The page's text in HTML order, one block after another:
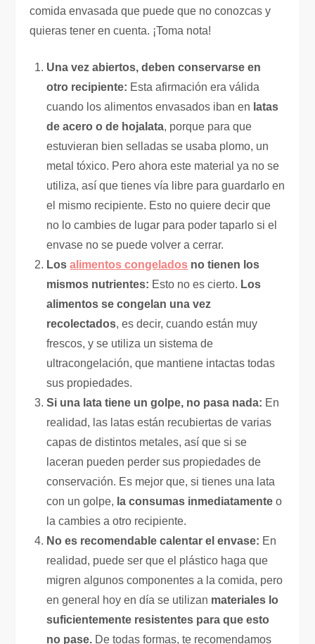
comida envasada que puede que no conozcas y
quieras tener en cuenta. ¡Toma nota!
Una vez abiertos, deben conservarse en
otro recipiente: Esta afirmación era válida
cuando los alimentos envasados iban en latas
de acero o de hojalata, porque para que
estuvieran bien selladas se usaba plomo, un
metal tóxico. Pero ahora este material ya no se
utiliza, así que tienes vía libre para guardarlo en
el mismo recipiente. Esto no quiere decir que
no lo cambies de lugar para poder taparlo si el
envase no se puede volver a cerrar.
Losalimentos congelados no tienen los
mismos nutrientes: Esto no es cierto. Los
alimentos se congelan una vez
recolectados, es decir, cuando están muy
frescos, y se utiliza un sistema de
ultracongelación, que mantiene intactas todas
sus propiedades.
Si una lata tiene un golpe, no pasa nada: En
realidad, las latas están recubiertas de varias
capas de distintos metales, así que si se
laceran pueden perder sus propiedades de
conservación. Es mejor que, si tienes una lata
con un golpe, la consumas inmediatamente o
la cambies a otro recipiente.
No es recomendable calentar el envase: En
realidad, puede ser que el plástico haga que
migren algunos componentes a la comida, pero
en general hoy en día se utilizan materiales lo
suficientemente resistentes para que esto
no pase. De todas formas, te recomendamos